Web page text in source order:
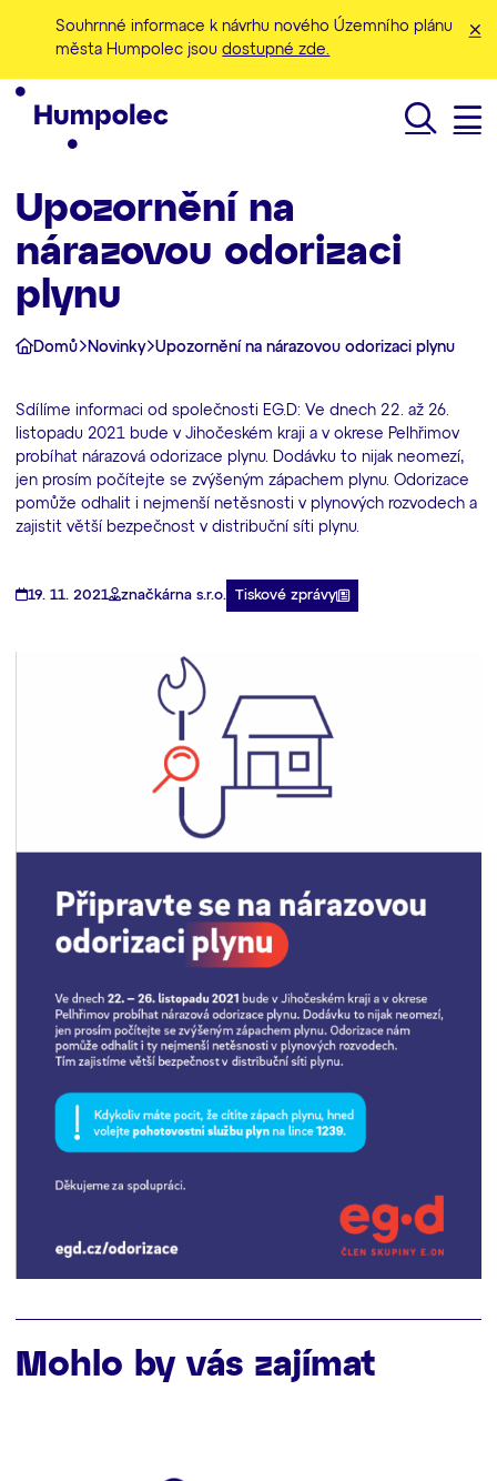
Souhrnné informace k návrhu nového Územního plánu
města Humpolec jsoudostupné zde.
Upozornění na
nárazovou odorizaci
plynu
Domů Novinky Upozornění na nárazovou odorizaci plynu
Sdílíme informaci od společnosti EG.D: Ve dnech 22. až 26.
listopadu 2021 bude v Jihočeském kraji a v okrese Pelhřimov
probíhat nárazová odorizace plynu. Dodávku to nijak neomezí,
jen prosím počítejte se zvýšeným zápachem plynu. Odorizace
pomůže odhalit i nejmenší netěsnosti v plynových rozvodech a
zajistit větší bezpečnost v distribuční síti plynu.
19. 11. 2021 značkárna s.r.o. Tiskové zprávy
Mohlo by vás zajímat